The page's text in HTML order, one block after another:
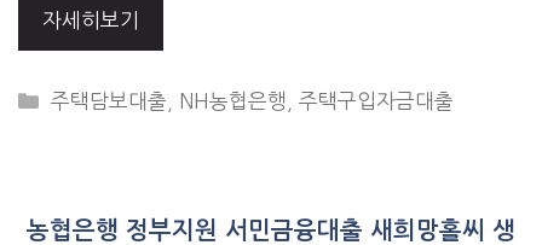
자세히보기
CATEGORIES
주택담보대출 NH농협은행 ,주택구입자금대출
농협은행 정부지원 서민금융대출 새희망홀씨 생